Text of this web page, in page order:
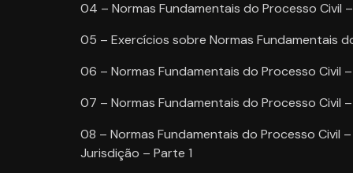
04 – Normas Fundamentais do Processo Civil
05 – Exercícios sobre Normas Fundamentais
06 – Normas Fundamentais do Processo Civil
07 – Normas Fundamentais do Processo Civil
08 – Normas Fundamentais do Processo Civil
Jurisdição – Parte 1